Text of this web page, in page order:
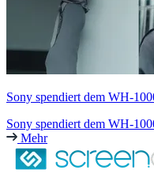
Sony spendiert dem WH-
Sony spendiert dem WH-
Mehr